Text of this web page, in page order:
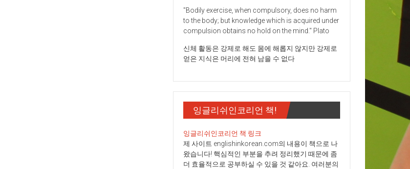
"Bodily exercise, when compulsory, does no harm
to the body; but knowledge which is acquired under
compulsion obtains no hold on the mind." Plato
신체 활동은 강제로 해도 몸에 해롭지 않지만 강제로
얻은 지식은 머리에 전혀 남을 수 없다
잉글리쉬인코리언 책!
잉글리쉬인코리언 책 링크
제 사이트 englishinkorean.com의 내용이 책으로 나
왔습니다! 핵심적인 부분을 추려 정리했기 때문에 좀
더 효율적으로 공부하실 수 있을 것 같아요. 여러분의